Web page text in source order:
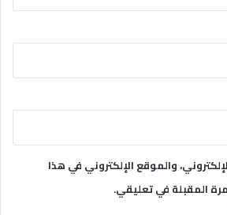
والموقع الإلكتروني في هذا
المقبلة في تعليقي.